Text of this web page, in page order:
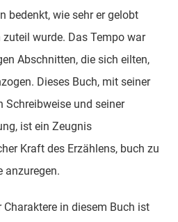
bedenkt, wie sehr er gelobt
wurde. Das Tempo war
Abschnitten, die sich eilten,
Dieses Buch, mit seiner
Schreibweise und seiner
ist ein Zeugnis
Kraft des Erzählens, buch zu
anzuregen.
in diesem Buch ist